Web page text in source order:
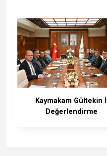
Kaymakam Gültekin İl
Değerlendirme